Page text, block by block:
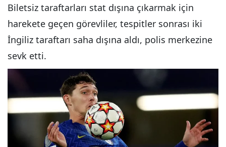
Biletsiz taraftarları stat dışına çıkarmak için
harekete geçen görevliler, tespitler sonrası iki
İngiliz taraftarı saha dışına aldı, polis merkezine
sevk etti.